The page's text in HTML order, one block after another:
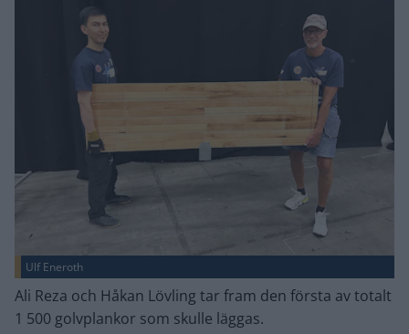
Ulf Eneroth
Ali Reza och Håkan Lövling tar fram den första av totalt
1 500 golvplankor som skulle läggas.